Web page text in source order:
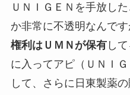
ＵＮＩＧＥＮを手放し
か非常に不透明なんで
権利はＵＭＮが保有し
に入ってアピ（ＵＮＩ
して、さらに日東製薬